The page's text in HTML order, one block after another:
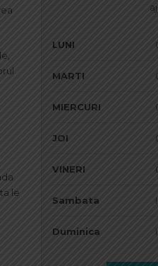
le
LUNI
MARTI
MIERCURI
JOI
VINERI
Sambata
Duminica